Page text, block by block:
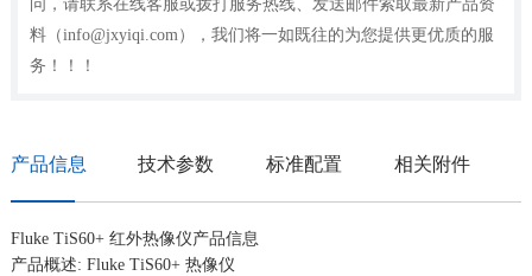
问，请联系在线客服或拨打服务热线、发送邮件索取最新产品资
料（info@jxyiqi.com），我们将一如既往的为您提供更优质的服
务！！！
产品信息 技术参数 标准配置 相关附件
Fluke TiS60+ 红外热像仪产品信息
产品概述: Fluke TiS60+ 热像仪